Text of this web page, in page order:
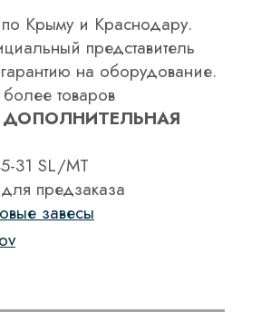
по Крыму и Краснодару.
представитель
на оборудование.
товаров
ДОПОЛНИТЕЛЬНАЯ
31 SL/MT
предзаказа
завесы